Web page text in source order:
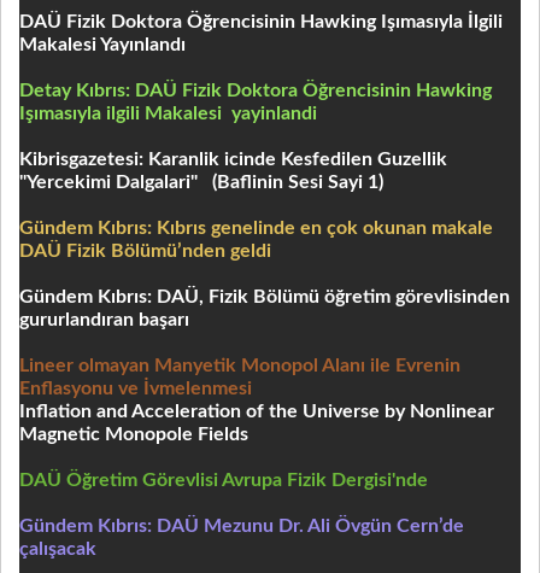
DAÜ Fizik Doktora Öğrencisinin Hawking Işımasıyla İlgili
Makalesi Yayınlandı
Detay Kıbrıs: DAÜ Fizik Doktora Öğrencisinin Hawking
Işımasıyla ilgili Makalesi yayinlandi
Kibrisgazetesi: Karanlik icinde Kesfedilen Guzellik
"Yercekimi Dalgalari" (Baflinin Sesi Sayi 1)
Gündem Kıbrıs: Kıbrıs genelinde en çok okunan makale
DAÜ Fizik Bölümü’nden geldi
Gündem Kıbrıs: DAÜ, Fizik Bölümü öğretim görevlisinden
gururlandıran başarı
Lineer olmayan Manyetik Monopol Alanı ile Evrenin
Enflasyonu ve İvmelenmesi
Inflation and Acceleration of the Universe by Nonlinear
Magnetic Monopole Fields
DAÜ Öğretim Görevlisi Avrupa Fizik Dergisi'nde
Gündem Kıbrıs: DAÜ Mezunu Dr. Ali Övgün Cern’de
çalışacak